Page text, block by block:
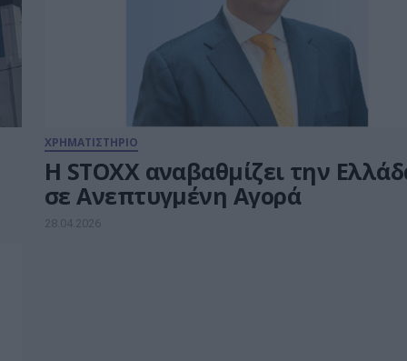
ΧΡΗΜΑΤΙΣΤΗΡΙΟ
Η STOXX αναβαθμίζει την
σε Ανεπτυγμένη Αγορά
28.04.2026